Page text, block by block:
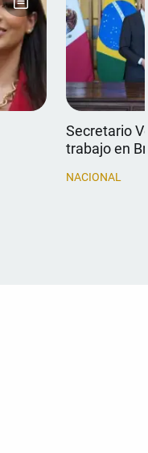
Secretario
trabajo en
NACIONAL